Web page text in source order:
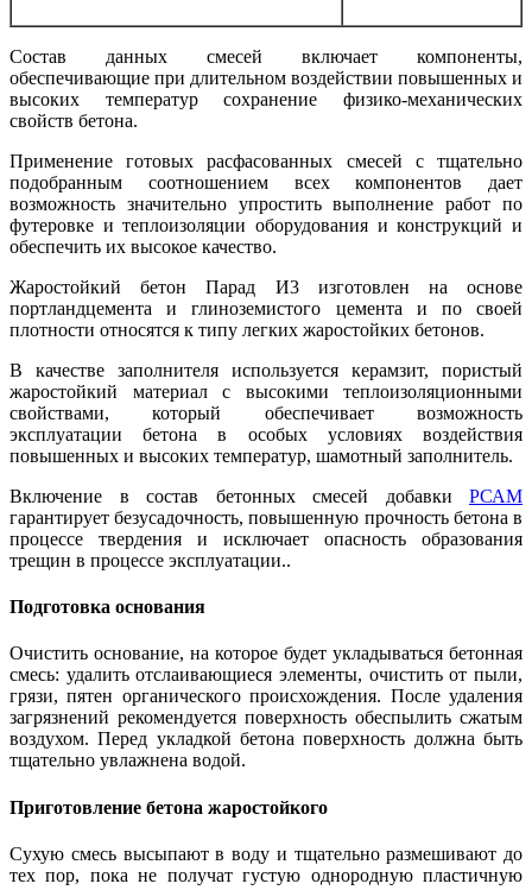
Состав данных смесей включает компоненты,
обеспечивающие при длительном воздействии повышенных и
высоких температур сохранение физико-механических
свойств бетона.
Применение готовых расфасованных смесей с тщательно
подобранным соотношением всех компонентов дает
возможность значительно упростить выполнение работ по
футеровке и теплоизоляции оборудования и конструкций и
обеспечить их высокое качество.
Жаростойкий бетон Парад И3 изготовлен на основе
портландцемента и глиноземистого цемента и по своей
плотности относятся к типу легких жаростойких бетонов.
В качестве заполнителя используется керамзит, пористый
жаростойкий материал с высокими теплоизоляционными
свойствами, который обеспечивает возможность
эксплуатации бетона в особых условиях воздействия
повышенных и высоких температур, шамотный заполнитель.
Включение в состав бетонных смесей добавки РСАМ
гарантирует безусадочность, повышенную прочность бетона в
процессе твердения и исключает опасность образования
трещин в процессе эксплуатации..
Подготовка основания
Очистить основание, на которое будет укладываться бетонная
смесь: удалить отслаивающиеся элементы, очистить от пыли,
грязи, пятен органического происхождения. После удаления
загрязнений рекомендуется поверхность обеспылить сжатым
воздухом. Перед укладкой бетона поверхность должна быть
тщательно увлажнена водой.
Приготовление бетона жаростойкого
Сухую смесь высыпают в воду и тщательно размешивают до
тех пор, пока не получат густую однородную пластичную